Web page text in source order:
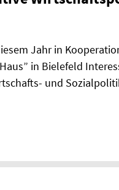
Jahr in
in Bielefeld
und